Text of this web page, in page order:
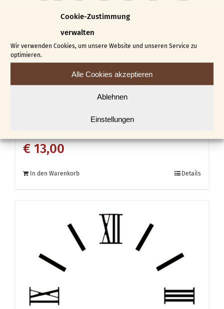
Cookie-Zustimmung
verwalten
Wir verwenden Cookies, um unsere Website und unseren Service zu
optimieren.
Alle Cookies akzeptieren
Ablehnen
Einstellungen
Zahlensatz Kunststoff
€13,00
In den Warenkorb Details